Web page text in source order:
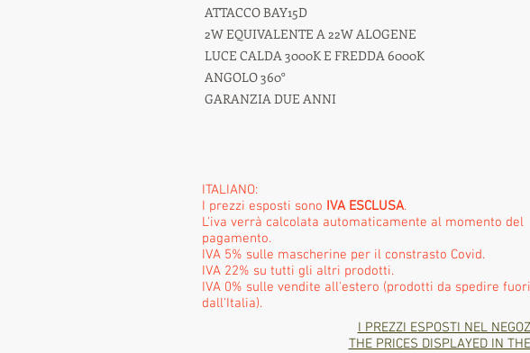
ATTACCO BAY15D
2W EQUIVALENTE A 22W ALOGENE
LUCE CALDA 3000K E FREDDA 6000K
ANGOLO 360°
GARANZIA DUE ANNI
ITALIANO:
I prezzi esposti sono IVA ESCLUSA.
L'iva verrà calcolata automaticamente al momento del
pagamento.
IVA 5% sulle mascherine per il constrasto Covid.
IVA 22% su tutti gli altri prodotti.
IVA 0% sulle vendite all'estero (prodotti da spedire fuori
dall'Italia).
I PREZZI ESPOSTI NEL
THE PRICES DISPLAYED IN